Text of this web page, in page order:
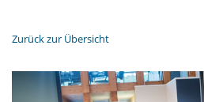
Zurück zur Übersicht